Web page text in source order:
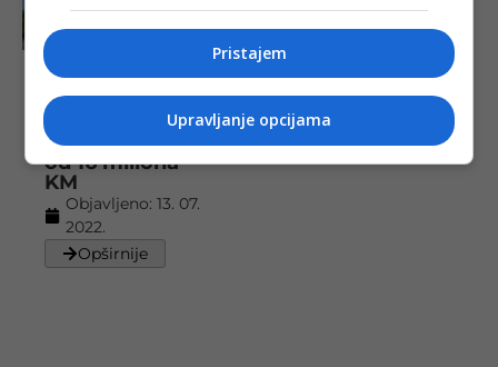
Kupac poznati
privrednik:
Hotel “Tuzla”
prodat za više
od 16 miliona
KM
Objavljeno: 13. 07.
2022.
Opširnije
Pristajem
Upravljanje opcijama